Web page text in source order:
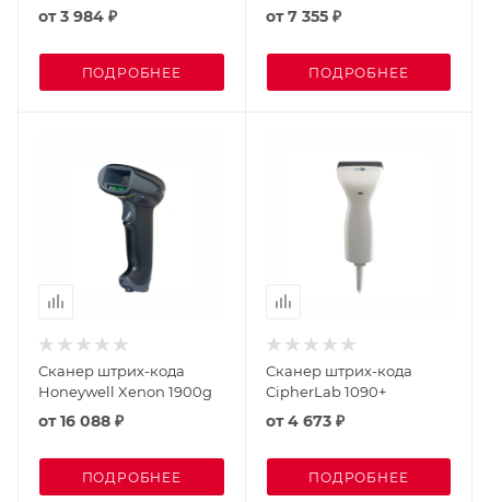
от3 984 ₽
ПОДРОБНЕЕ
от7 355 ₽
ПОДРОБНЕЕ
Сканер штрих-кода
Honeywell Xenon 1900g
от16 088 ₽
ПОДРОБНЕЕ
Сканер штрих-кода
CipherLab 1090+
от4 673 ₽
ПОДРОБНЕЕ